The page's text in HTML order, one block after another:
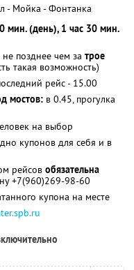
- Мойка - Фонтанка
мин. (день), 1 час 30 мин.
позднее чем за трое
такая возможность)
рейс - 15.00
мостов: в 0.45, прогулка
на выбор
купонов для себя и в
рейсов обязательна
+7(960)269-98-60
купона на месте